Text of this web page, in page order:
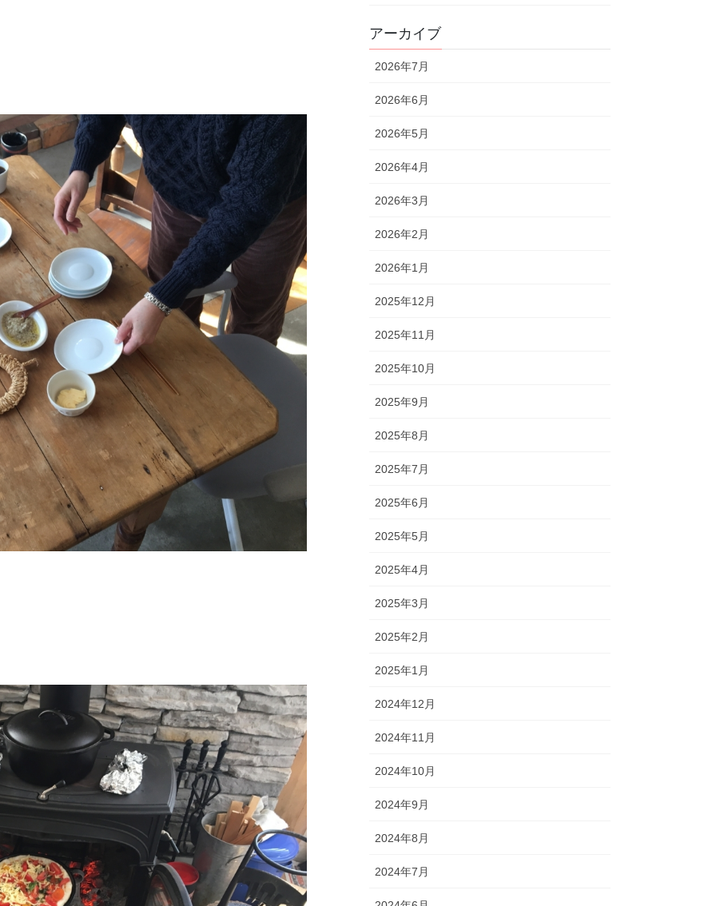
アーカイブ
2026年7月
2026年6月
2026年5月
2026年4月
2026年3月
2026年2月
2026年1月
2025年12月
2025年11月
2025年10月
2025年9月
2025年8月
2025年7月
2025年6月
2025年5月
2025年4月
2025年3月
2025年2月
2025年1月
2024年12月
2024年11月
2024年10月
2024年9月
2024年8月
2024年7月